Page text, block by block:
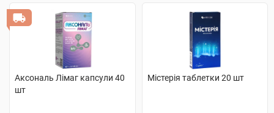
Аксональ Лімаг капсули 40
шт
Містерія таблетки 20 шт